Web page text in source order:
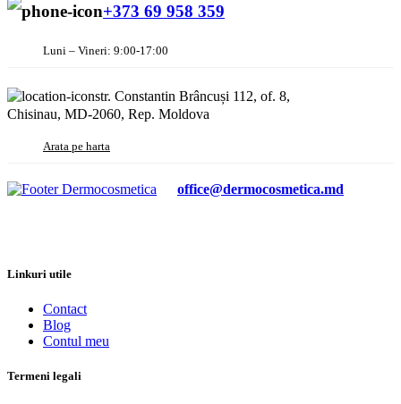
+373 69 958 359
Luni – Vineri: 9:00-17:00
str. Constantin Brâncuși 112, of. 8,
Chisinau, MD-2060, Rep. Moldova
Arata pe harta
office@dermocosmetica.md
Linkuri utile
Contact
Blog
Contul meu
Termeni legali